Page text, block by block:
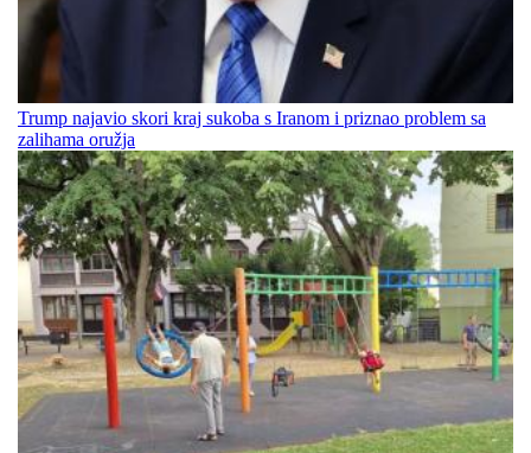
Trump najavio skori kraj sukoba s Iranom i priznao problem sa
zalihama oružja